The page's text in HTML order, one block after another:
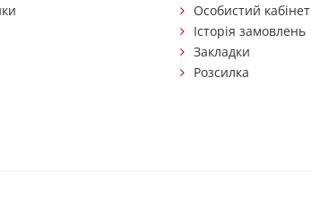
Особистий кабінет
Історія замовлень
Закладки
Розсилка